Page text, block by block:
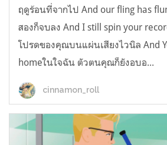
ฤดูร้อนที่จากไป And our fling has
สองก็จบลง And I still spin your
โปรดของคุณบนแผ่นเสียงไวนิล And
homeในใจฉัน ตัวตนคุณก็ยังอบอ...
cinnamon_roll